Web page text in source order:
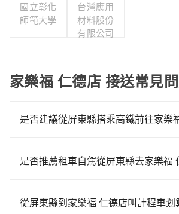
國立彰化
師範大學
台灣應用
材料股份
有限公司
家樂福 仁德店 接送常見
是否建議從屏東縣搭乘高鐵前往家樂
貴、費時、轉車麻煩，且難叫計程車
案。假設從屏東縣東港鎮前往最靠近
是否推薦租車自駕從屏東縣去家樂福
時不需要閉目養神（因為要自己開車
從屏東縣到家樂福 仁德店叫計程車划